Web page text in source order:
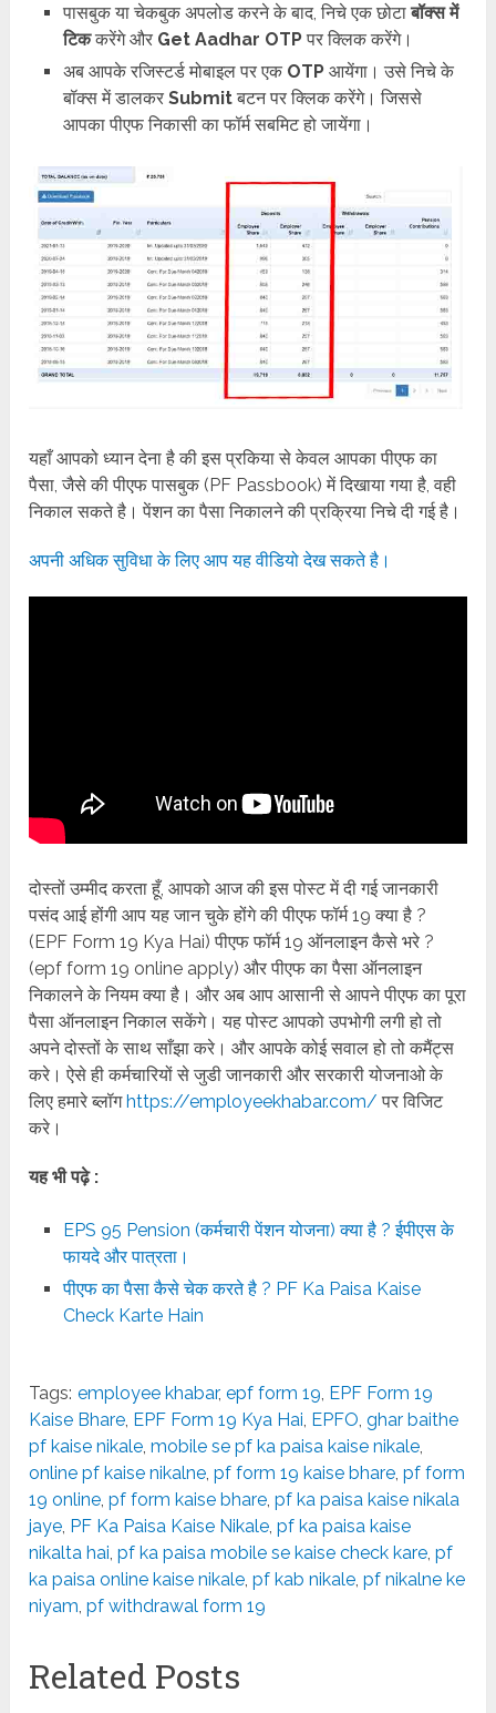
पासबुक या चेकबुक अपलोड करने के बाद, निचे एक छोटाबॉक्स में
टिककरेंगे और Get Aadhar OTPपर क्लिक करेंगे।
अब आपके रजिस्टर्ड मोबाइल पर एक OTPआयेंगा। उसे निचे के
बॉक्स में डालकर Submitबटन पर क्लिक करेंगे। जिससे
आपका पीएफ निकासी का फॉर्म सबमिट हो जायेंगा।
यहाँ आपको ध्यान देना है की इस प्रकिया से केवल आपका पीएफ का
पैसा, जैसे की पीएफ पासबुक (PF Passbook) में दिखाया गया है, वही
निकाल सकते है। पेंशन का पैसा निकालने की प्रक्रिया निचे दी गई है।
अपनी अधिक सुविधा के लिए आप यह वीडियो देख सकते है।
दोस्तों उम्मीद करता हूँ, आपको आज की इस पोस्ट में दी गई जानकारी
पसंद आई होंगी आप यह जान चुके होंगे की पीएफ फॉर्म 19 क्या है ?
(EPF Form 19 Kya Hai) पीएफ फॉर्म 19 ऑनलाइन कैसे भरे ?
(epf form 19 online apply) और पीएफ का पैसा ऑनलाइन
निकालने के नियम क्या है। और अब आप आसानी से आपने पीएफ का पूरा
पैसा ऑनलाइन निकाल सकेंगे। यह पोस्ट आपको उपभोगी लगी हो तो
अपने दोस्तों के साथ साँझा करे। और आपके कोई सवाल हो तो कमैंट्स
करे। ऐसे ही कर्मचारियों से जुडी जानकारी और सरकारी योजनाओ के
लिए हमारे ब्लॉग https://employeekhabar.com/ पर विजिट
करे।
यह भी पढ़े :
EPS 95 Pension (कर्मचारी पेंशन योजना) क्या है ? ईपीएस के
फायदे और पात्रता।
पीएफ का पैसा कैसे चेक करते है ? PF Ka Paisa Kaise
Check Karte Hain
Tags: employee khabar,epf form 19 EPF Form 19
Kaise Bhare EPF Form 19 Kya Hai EPFO ,ghar baithe
pf kaise nikale ,mobile se pf ka paisa kaise nikale
online pf kaise nikalne ,pf form 19 kaise bhare ,pf form
19 online ,pf form kaise bhare ,pf ka paisa kaise nikala
jaye PF Ka Paisa Kaise Nikale ,pf ka paisa kaise
nikalta hai ,pf ka paisa mobile se kaise check kare ,pf
ka paisa online kaise nikale ,pf kab nikale ,pf nikalne ke
niyam ,pf withdrawal form 19
Related Posts